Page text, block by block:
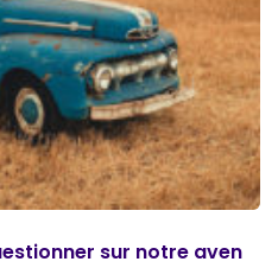
sur notre aven